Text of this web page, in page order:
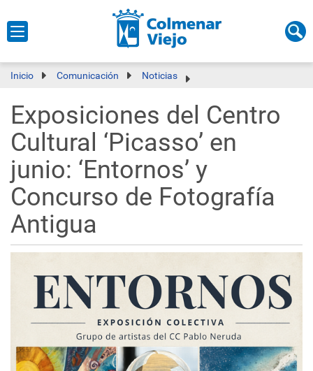
Inicio Comunicación Noticias
Exposiciones del Centro
Cultural ‘Picasso’ en
junio: ‘Entornos’ y
Concurso de Fotografía
Antigua